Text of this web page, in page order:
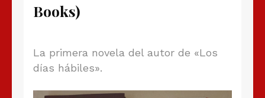
Books)
La primera novela del autor de «Los
días hábiles».